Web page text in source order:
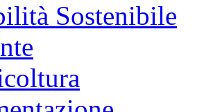
Sostenibile